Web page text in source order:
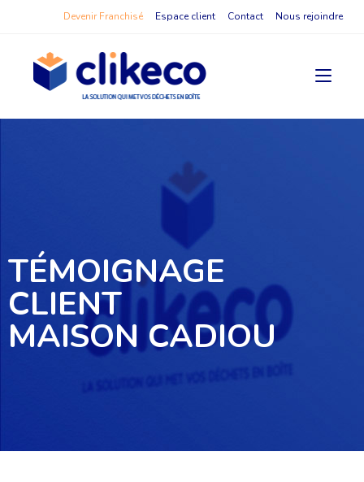
Devenir Franchisé Espace client Contact Nous rejoindre
TÉMOIGNAGE
CLIENT
MAISON CADIOU